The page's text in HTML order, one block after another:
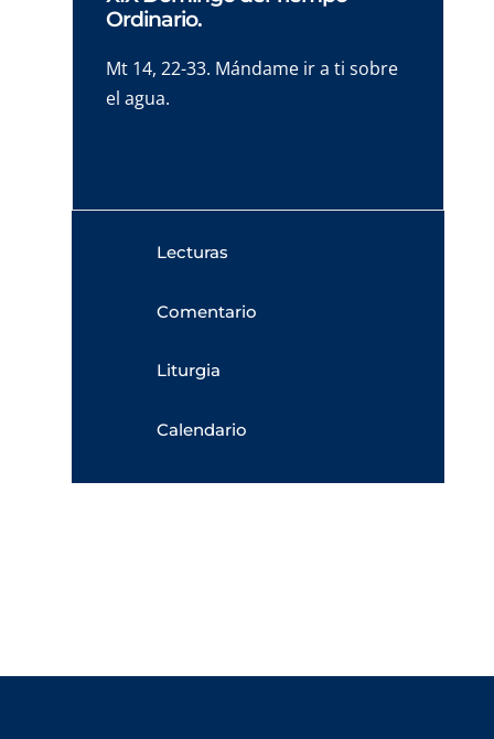
Ordinario.
Mt 14, 22-33. Mándame ir a ti sobre
el agua.
Lecturas
Comentario
Liturgia
Calendario